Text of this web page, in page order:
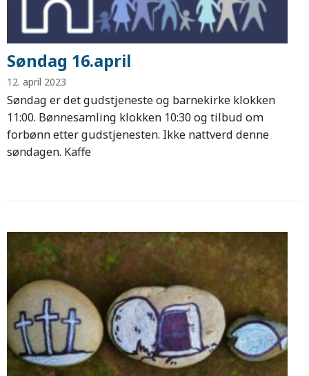
Søndag 16.april
12. april 2023
Søndag er det gudstjeneste og barnekirke klokken
11:00. Bønnesamling klokken 10:30 og tilbud om
forbønn etter gudstjenesten. Ikke nattverd denne
søndagen. Kaffe